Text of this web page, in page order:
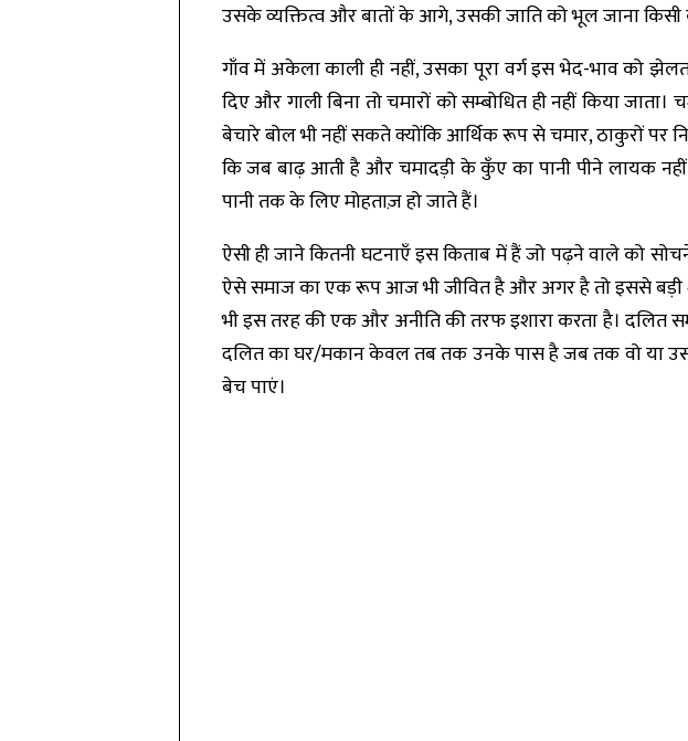
उसके व्यक्तित्व और बातों के आगे, उसकी जाति को भूल जाना किसी
गाँव में अकेला काली ही नहीं, उसका पूरा वर्ग इस भेद-भाव को
दिए और गाली बिना तो चमारों को सम्बोधित ही नहीं किया
बेचारे बोल भी नहीं सकते क्योंकि आर्थिक रूप से चमार, ठाकुरों पर
कि जब बाढ़ आती है और चमादड़ी के कुँए का पानी पीने लायक
पानी तक के लिए मोहताज़ हो जाते हैं।
ऐसी ही जाने कितनी घटनाएँ इस किताब में हैं जो पढ़ने वाले को
ऐसे समाज का एक रूप आज भी जीवित है और अगर है तो इससे बड़ी
भी इस तरह की एक और अनीति की तरफ इशारा करता है। दलित
दलित का घर/मकान केवल तब तक उनके पास है जब तक वो या
बेच पाएं।